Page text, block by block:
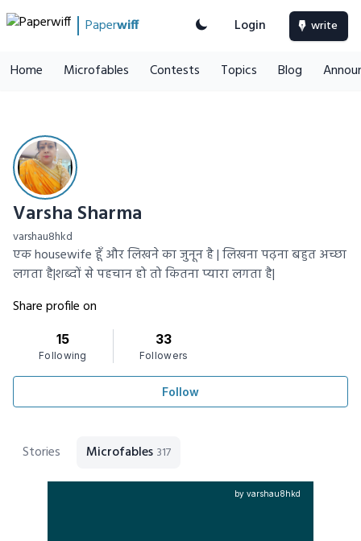
Paperwiff Login write
Home Microfables Contests Topics Blog
Varsha Sharma
varshau8hkd
एक housewife हूँ और लिखने का जुनून है | लिखना पढ़ना बहुत अच्छा
लगता है|शब्दों से पहचान हो तो कितना प्यारा लगता है|
Share profile on
15
Following
33
Followers
Follow
Stories Microfables 317
by varshau8hkd